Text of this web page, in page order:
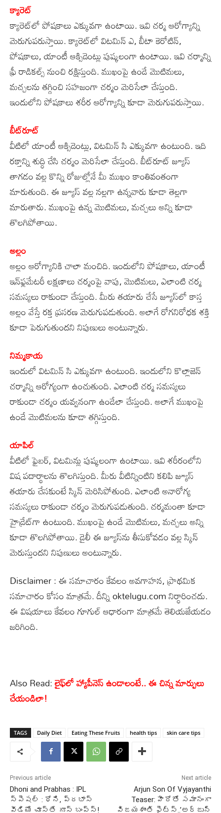
క్యారెట్
క్యారెట్‌లో పోషకాలు ఎక్కువగా ఉంటాయి. ఇవి చర్మ ఆరోగ్యాన్ని
మెరుగుపరుస్తాయి. క్యారెట్‌లో విటమిన్ ఎ, బీటా కెరోటిన్,
పోషకాలు, యాంటీ ఆక్సిడెంట్లు పుష్కలంగా ఉంటాయి. ఇవి చర్మాన్ని
ఫ్రీ రాడికల్స్ నుంచి రక్షిస్తుంది. ముఖంపై ఉండే మొటిమలు,
మచ్చలను తగ్గించి సహజంగా చర్మం మెరిసేలా చేస్తుంది.
ఇందులోని పోషకాలు శరీర ఆరోగ్యాన్ని కూడా మెరుగుపరుస్తాయి.
బీట్‌రూట్
వీటిలో యాంటీ ఆక్సిడెంట్లు, విటమిన్ సి ఎక్కువగా ఉంటుంది. ఇది
రక్తాన్ని శుద్ధి చేసి చర్మం మెరిసేలా చేస్తుంది. బీట్‌రూట్ జ్యూస్
తాగడం వల్ల కొన్ని రోజుల్లోనే మీ ముఖం కాంతివంతంగా
మారుతుంది. ఈ జ్యూస్ వల్ల నల్లగా ఉన్నవారు కూడా తెల్లగా
మారుతారు. ముఖంపై ఉన్న మొటిమలు, మచ్చలు అన్ని కూడా
తొలగిపోతాయి.
అల్లం
అల్లం ఆరోగ్యానికి చాలా మంచిది. ఇందులోని పోషకాలు, యాంటీ
ఇన్‌ఫ్లమేటరీ లక్షణాలు చర్మంపై వాపు, మొటిమలు, ఎలాంటి చర్మ
సమస్యలు రాకుండా చేస్తుంది. మీరు తయారు చేసే జ్యూస్‌లో కాస్త
అల్లం వేస్తే రక్త ప్రసరణ మెరుగుపడుతుంది. అలాగే రోగనిరోధక శక్తి
కూడా పెరుగుతుందని నిపుణులు అంటున్నారు.
నిమ్మకాయ
ఇందులో విటమిన్ సి ఎక్కువగా ఉంటుంది. ఇందులోని కొల్లాజెన్
చర్మాన్ని ఆరోగ్యంగా ఉంచుతుంది. ఎలాంటి చర్మ సమస్యలు
రాకుండా చర్మం యవ్వనంగా ఉండేలా చేస్తుంది. అలాగే ముఖంపై
ఉండే మొటిమలను కూడా తగ్గిస్తుంది.
యాపిల్
వీటిలో ఫైబర్, విటమిన్లు పుష్కలంగా ఉంటాయి. ఇవి శరీరంలోని
విష పదార్థాలను తొలగిస్తుంది. మీరు వీటిన్నింటిని కలిపి జ్యూస్
తయారు చేసకుంటే స్కిన్ మెరిసిపోతుంది. ఎలాంటి అనారోగ్య
సమస్యలు రాకుండా చర్మం మెరుగుపడుతుంది. చర్మమంతా కూడా
హైడ్రేట్‌గా ఉంటుంది. ముఖంపై ఉండే మొటిమలు, మచ్చలు అన్ని
కూడా తొలగిపోతాయి. డైలీ ఈ జ్యూస్‌ను తీసుకోవడం వల్ల స్కిన్
మెరుస్తుందని నిపుణులు అంటున్నారు.
Disclaimer : ఈ సమాచారం కేవలం అవగాహన, ప్రాథమిక
సమాచారం కోసం మాత్రమే. దీన్ని oktelugu.com నిర్ధారించదు.
ఈ విషయాలు కేవలం గూగుల్ ఆధారంగా మాత్రమే తెలియజేయడం
జరిగింది.
Also Read:లైఫ్‌లో హ్యాపీనెస్ ఉండాలంటే.. ఈ చిన్న మార్పులు
చేయండిలా!
TAGS Daily Diet Eating These Fruits health tips skin care tips
Previous article
Dhoni and Prabhas : IPL
స్పెషల్ : ధోని, ప్రభాస్
వీడియో చూస్తే గూస్ బంప్స్!
Next article
Arjun Son Of Vyjayanthi
Teaser: హీరోతో సమానంగా
విజయశాంతి ఫైట్స్..’అర్జున్